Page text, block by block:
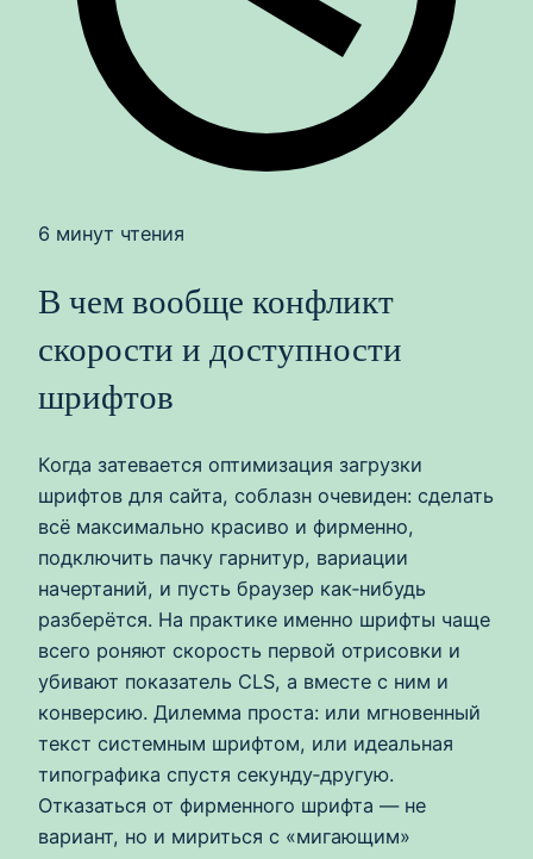
6 минут чтения
В чем вообще конфликт
скорости и доступности
шрифтов
Когда затевается оптимизация загрузки
шрифтов для сайта, соблазн очевиден: сделать
всё максимально красиво и фирменно,
подключить пачку гарнитур, вариации
начертаний, и пусть браузер как‑нибудь
разберётся. На практике именно шрифты чаще
всего роняют скорость первой отрисовки и
убивают показатель CLS, а вместе с ним и
конверсию. Дилемма проста: или мгновенный
текст системным шрифтом, или идеальная
типографика спустя секунду‑другую.
Отказаться от фирменного шрифта — не
вариант, но и мириться с «мигающим»